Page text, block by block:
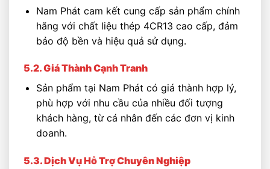
Nam Phát cam kết cung cấp sản phẩm chính
hãng với chất liệu thép 4CR13 cao cấp, đảm
bảo độ bền và hiệu quả sử dụng.
5.2. Giá Thành Cạnh Tranh
Sản phẩm tại Nam Phát có giá thành hợp lý,
phù hợp với nhu cầu của nhiều đối tượng
khách hàng, từ cá nhân đến các đơn vị kinh
doanh.
5.3. Dịch Vụ Hỗ Trợ Chuyên Nghiệp